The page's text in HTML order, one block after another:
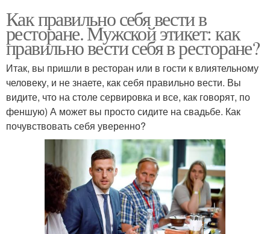
Как правильно себя вести в
ресторане. Мужской этикет: как
правильно вести себя в ресторане?
Итак, вы пришли в ресторан или в гости к влиятельному
человеку, и не знаете, как себя правильно вести. Вы
видите, что на столе сервировка и все, как говорят, по
феншую) А может вы просто сидите на свадьбе. Как
почувствовать себя уверенно?